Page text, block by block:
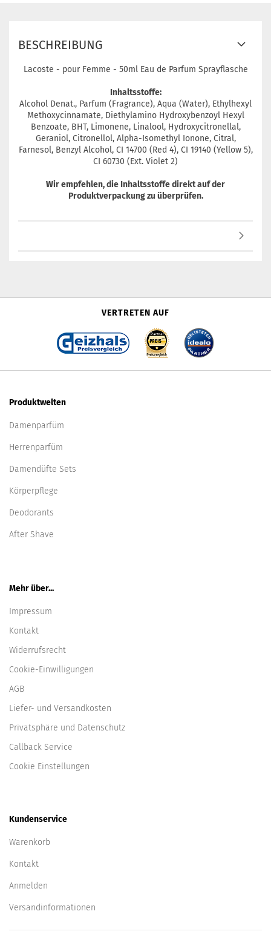
BESCHREIBUNG
Lacoste - pour Femme - 50ml Eau de Parfum Sprayflasche
Inhaltsstoffe:
Alcohol Denat., Parfum (Fragrance), Aqua (Water), Ethylhexyl
Methoxycinnamate, Diethylamino Hydroxybenzoyl Hexyl
Benzoate, BHT, Limonene, Linalool, Hydroxycitronellal,
Geraniol, Citronellol, Alpha-Isomethyl Ionone, Citral,
Farnesol, Benzyl Alcohol, CI 14700 (Red 4), CI 19140 (Yellow 5),
CI 60730 (Ext. Violet 2)
Wir empfehlen, die Inhaltsstoffe direkt auf der
Produktverpackung zu überprüfen.
VERTRETEN AUF
Produktwelten
Damenparfüm
Herrenparfüm
Damendüfte Sets
Körperpflege
Deodorants
After Shave
Mehr über...
Impressum
Kontakt
Widerrufsrecht
Cookie-Einwilligungen
AGB
Liefer- und Versandkosten
Privatsphäre und Datenschutz
Callback Service
Cookie Einstellungen
Kundenservice
Warenkorb
Kontakt
Anmelden
Versandinformationen